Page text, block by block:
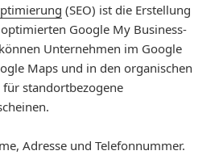
(SEO) ist die Erstellung
Google My Business-
Unternehmen im Google
Maps und in den organischen
für standortbezogene
Adresse und Telefonnummer.